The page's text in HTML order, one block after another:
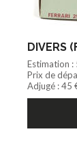
DIVERS
Estimation
Prix de
Adjugé : 45